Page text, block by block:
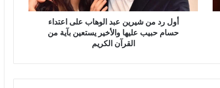
حسام
أول رد من شيرين عبد الوهاب على اعتداء
حسام حبيب عليها والأخير يستعين بآية من
القرآن الكريم